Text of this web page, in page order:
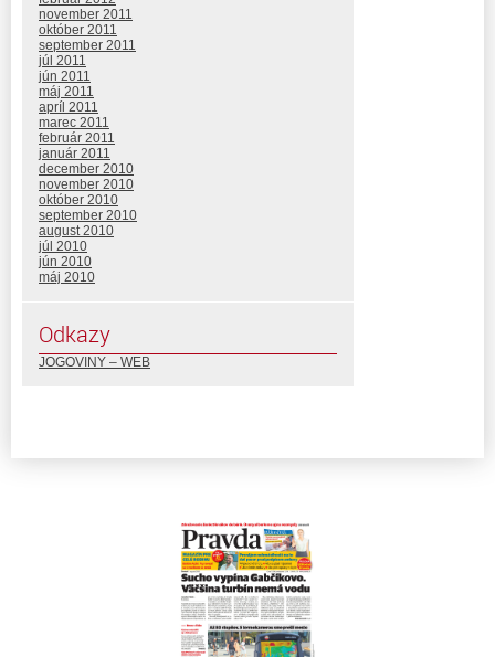
november 2011
október 2011
september 2011
júl 2011
jún 2011
máj 2011
apríl 2011
marec 2011
február 2011
január 2011
december 2010
november 2010
október 2010
september 2010
august 2010
júl 2010
jún 2010
máj 2010
Odkazy
JOGOVINY – WEB